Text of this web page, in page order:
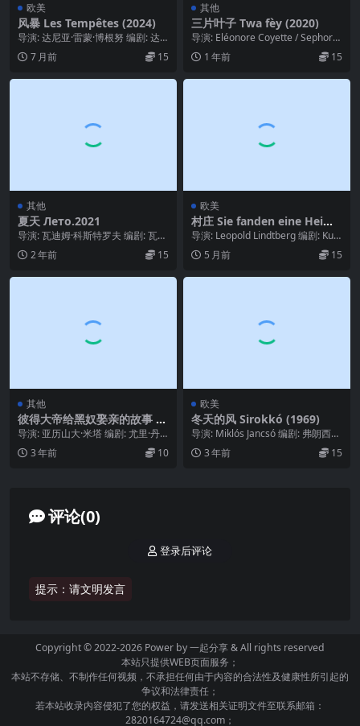
欧美
风暴 Les Tempêtes (2024)
导演: 达尼亚·雷蒙·博根努 编剧: 达
尼亚·雷蒙·博根努 / 维尔吉妮·卢热 ...
7 月前 15
其他
三片叶子 Twa fèy (2020)
导演: Eléonore Coyette / Sephora
Monteau 类...
1 年前 15
其他
夏天 Лето.2021
导演: 瓦迪姆·科斯特罗夫 编剧: 瓦迪
姆·科斯特罗夫 主演: Gosha Go...
2 年前 15
欧美
村庄 Sie fanden eine Heima
t (1953)
导演: Leopold Lindtberg 编剧: Kurt
Früh 类型: ...
5 月前 15
其他
彼得大帝给黑奴娶亲的故事 С
каз про то, как царь Пет
导演: 亚历山大·米塔 编剧: 尤里·丹
斯金 / Valery Frid / 亚...
3 年前 10
欧美
冬天的风 Sirokkó (1969)
导演: Miklós Jancsó 编剧: 弗朗西斯
·吉罗 / 盖维拉·赫尔纳迪...
3 年前 15
评论(0)
提示：请文明发言
登录后评论
Copyright © 2022-2026 Power by一起分享& All rights reserved
本站只提供WEB页面服务；
本站不存储、不制作任何视频，不承担任何由于内容的合法性及健康性所引起的
争议和法律责任；
若本站收录内容侵犯了您的权益，请发送相关证明文件至联系邮箱：
2820164724@qq.com；